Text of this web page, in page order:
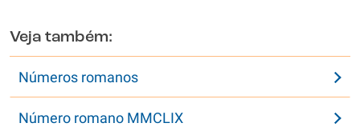
Veja também:
Números romanos
Número romano MMCLIX